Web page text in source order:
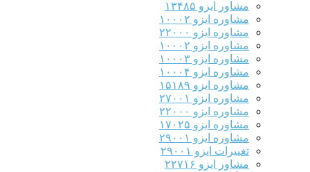
مشاور ایزو ۱۳۴۸۵
مشاوره ایزو ۱۰۰۰۲
مشاوره ایزو ۲۲۰۰۰
مشاوره ایزو ۱۰۰۰۲
مشاوره ایزو ۱۰۰۰۳
مشاوره ایزو ۱۰۰۰۴
مشاوره ایزو ۱۵۱۸۹
مشاوره ایزو ۲۷۰۰۱
مشاوره ایزو ۲۲۰۰۰
مشاوره ایزو ۱۷۰۲۵
مشاوره ایزو ۲۹۰۰۱
تغییرات ایزو ۲۹۰۰۱
مشاور ایزو ۲۲۷۱۶